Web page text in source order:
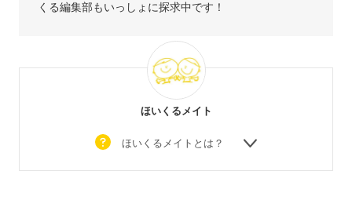
くる編集部もいっしょに探求中です！
ほいくるメイト
ほいくるメイトとは？